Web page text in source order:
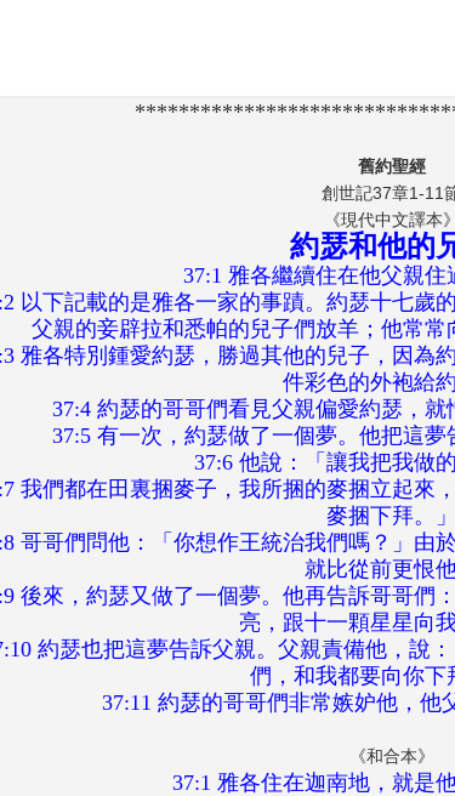
舊約聖經
創世記37章1-11
《現代中文譯本》
約瑟和他的
37:1 雅各繼續住在他父親住
以下記載的是雅各一家的事蹟。約瑟十七歲
父親的妾辟拉和悉帕的兒子們放羊；他常常
雅各特別鍾愛約瑟，勝過其他的兒子，因為
件彩色的外袍給約
37:4 約瑟的哥哥們看見父親偏愛約瑟，就
37:5 有一次，約瑟做了一個夢。他把這夢
37:6 他說：「讓我把我做
我們都在田裏捆麥子，我所捆的麥捆立起來
麥捆下拜。」
哥哥們問他：「你想作王統治我們嗎？」由
就比從前更恨他
後來，約瑟又做了一個夢。他再告訴哥哥們
亮，跟十一顆星星向我
約瑟也把這夢告訴父親。父親責備他，說
們，和我都要向你下
37:11 約瑟的哥哥們非常嫉妒他，他
《和合本》
37:1 雅各住在迦南地，就是